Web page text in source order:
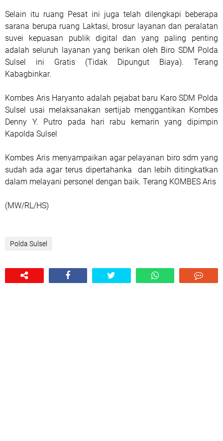
Selain itu ruang Pesat ini juga telah dilengkapi beberapa
sarana berupa ruang Laktasi, brosur layanan dan peralatan
suvei kepuasan publik digital dan yang paling penting
adalah seluruh layanan yang berikan oleh Biro SDM Polda
Sulsel ini Gratis (Tidak Dipungut Biaya). Terang
Kabagbinkar.
Kombes Aris Haryanto adalah pejabat baru Karo SDM Polda
Sulsel usai melaksanakan sertijab menggantikan Kombes
Denny Y. Putro pada hari rabu kemarin yang dipimpin
Kapolda Sulsel
Kombes Aris menyampaikan agar pelayanan biro sdm yang
sudah ada agar terus dipertahanka dan lebih ditingkatkan
dalam melayani personel dengan baik. Terang KOMBES Aris
(MW/RL/HS)
Polda Sulsel